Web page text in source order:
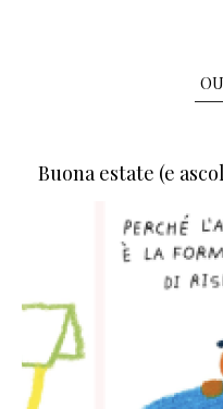
Buona estate (e